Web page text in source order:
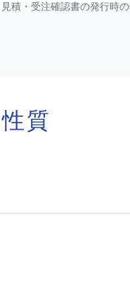
積・受注確認書の発行時
質